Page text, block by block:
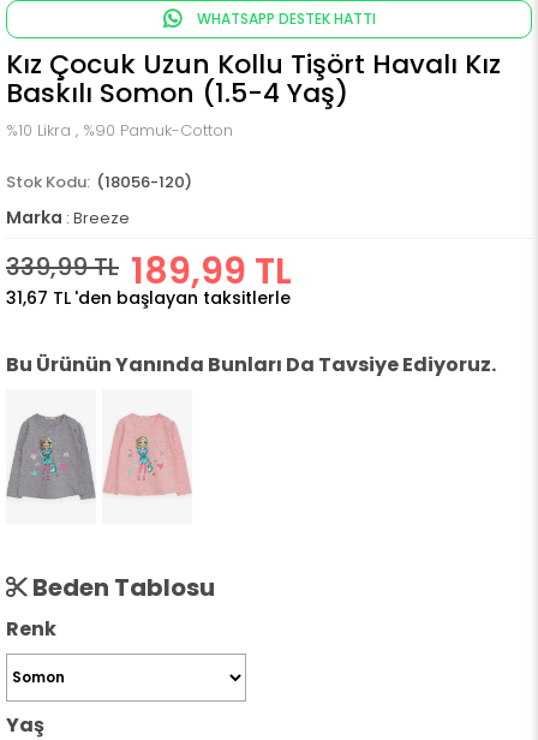
WHATSAPP DESTEK HATTI
Kız Çocuk Uzun Kollu Tişört Havalı Kız
Baskılı Somon (1.5-4 Yaş)
%10 Likra , %90 Pamuk-Cotton
(18056-120)
Marka : Breeze
339,99 TL 189,99 TL
31,67 TL 'den başlayan taksitlerle
Bu Ürünün Yanında Bunları Da Tavsiye Ediyoruz.
Beden Tablosu
Renk
Yaş